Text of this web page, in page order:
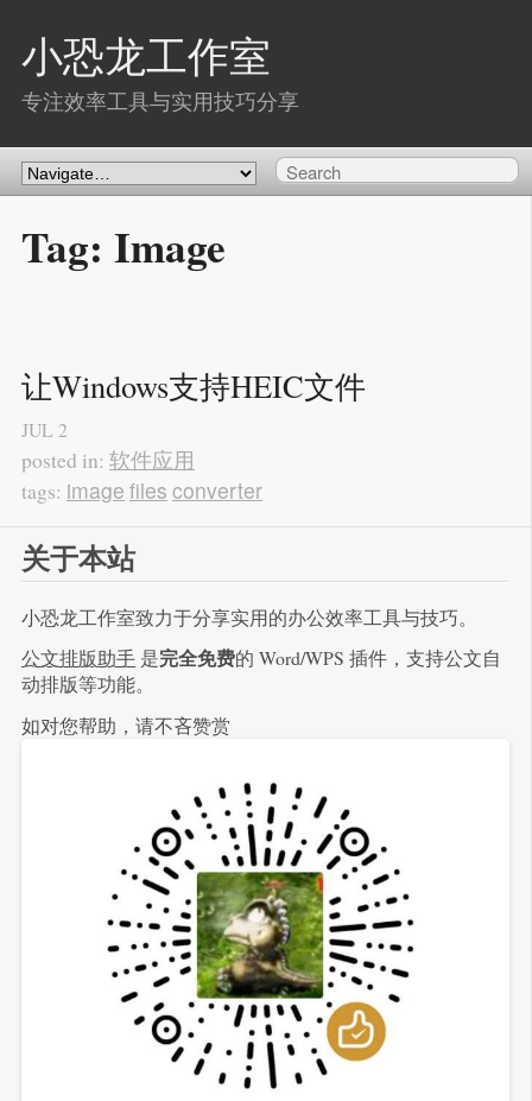
小恐龙工作室
专注效率工具与实用技巧分享
Tag: Image
让Windows支持HEIC文件
JUL 2
posted in: 软件应用
tags: image files converter
关于本站
小恐龙工作室致力于分享实用的办公效率工具与技巧。
公文排版助手 是完全免费的 Word/WPS 插件，支持公文自
动排版等功能。
如对您帮助，请不吝赞赏